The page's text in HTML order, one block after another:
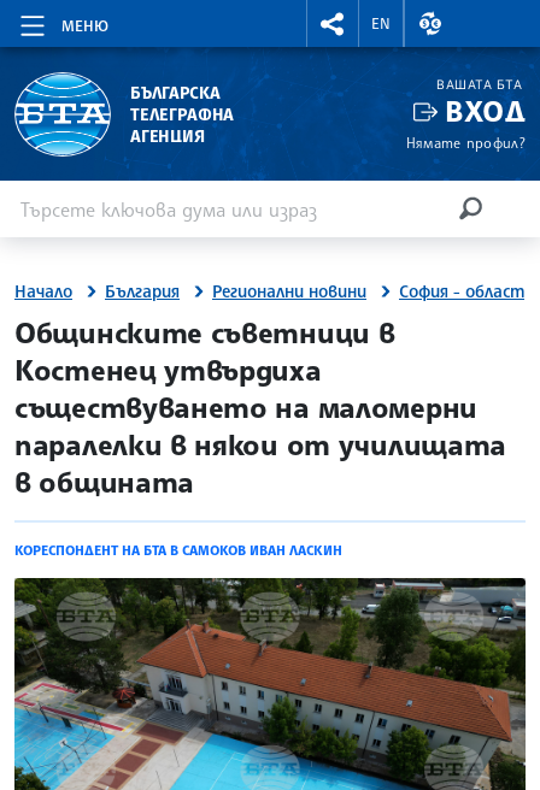
МЕНЮ
RIGHTMENU.SOCIAL
EN
ВАЛУТНИ
БЪЛГАРСКА
ТЕЛЕГРАФНА
АГЕНЦИЯ
ВАШАТА БТА
ВХОД
Нямате профил?
Начало България Регионални новини София - област
site.bta
Общинските съветници в
Костенец утвърдиха
съществуването на маломерни
паралелки в някои от училищата
в общината
КОРЕСПОНДЕНТ НА БТА В САМОКОВ ИВАН ЛАСКИН